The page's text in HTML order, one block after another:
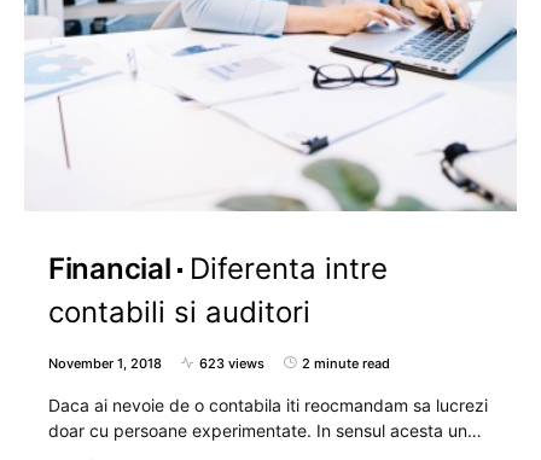
Financial
Diferenta intre
contabili si auditori
November 1, 2018 623 views 2 minute read
Daca ai nevoie de o contabila iti reocmandam sa lucrezi
doar cu persoane experimentate. In sensul acesta un…